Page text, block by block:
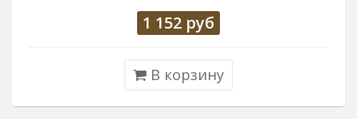
1 152 руб
В корзину